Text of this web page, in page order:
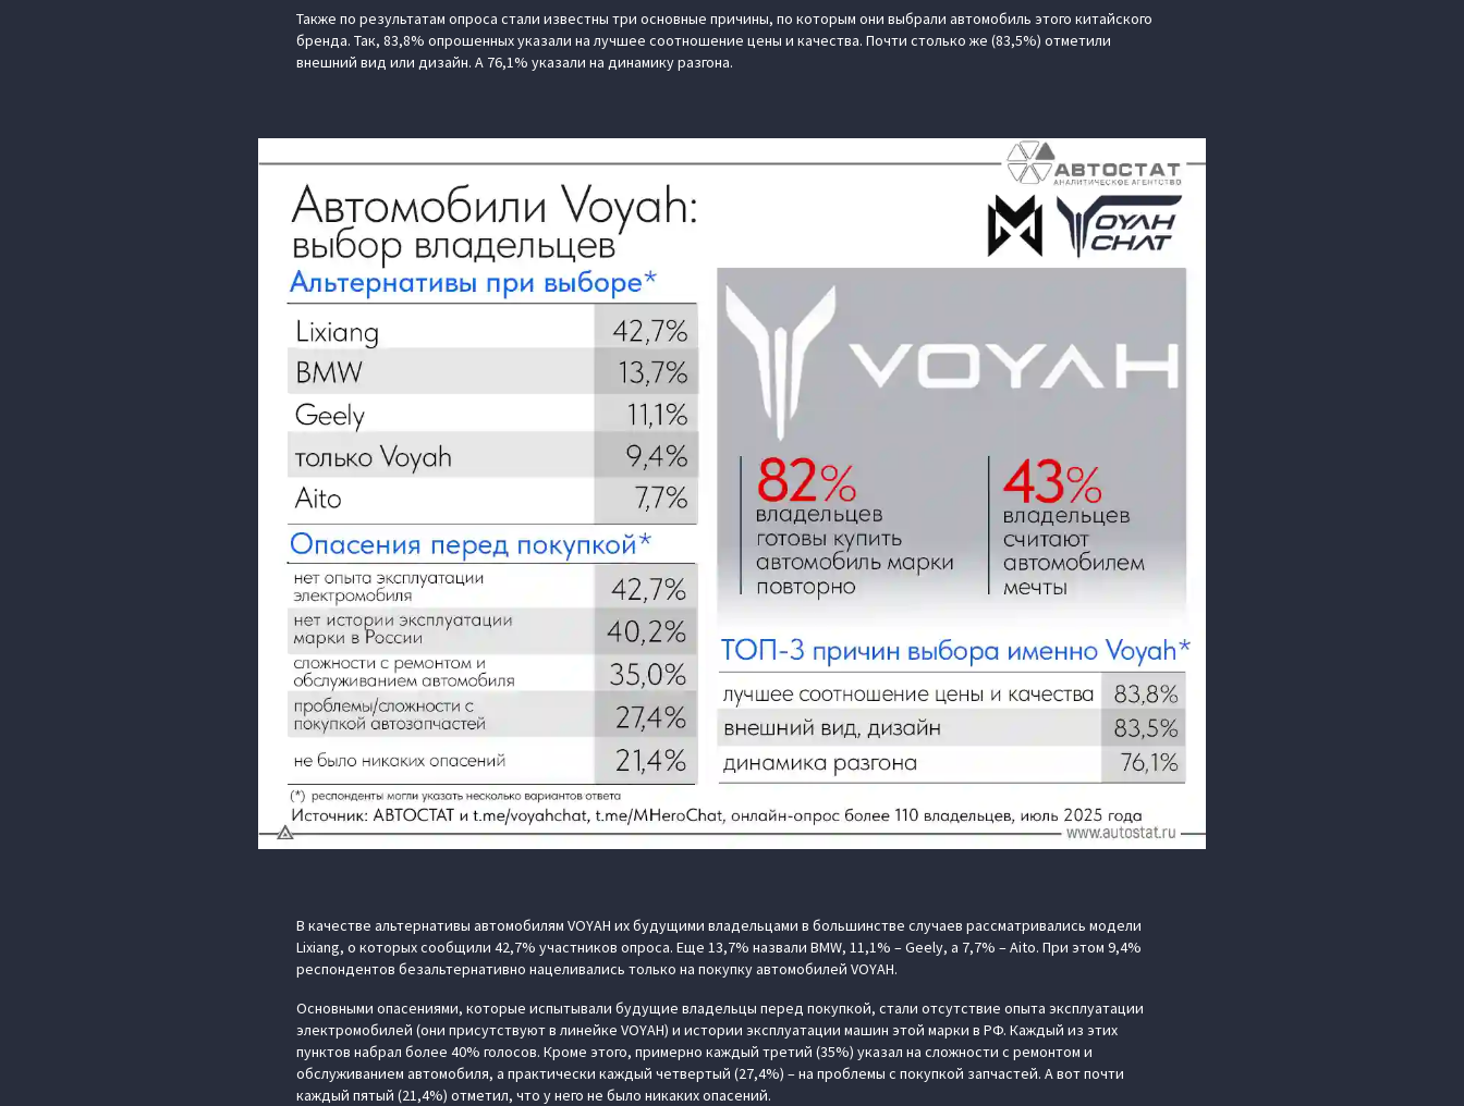
Также по результатам опроса стали известны три основные причины, по которым они выбрали автомобиль этого китайского
бренда. Так, 83,8% опрошенных указали на лучшее соотношение цены и качества. Почти столько же (83,5%) отметили
внешний вид или дизайн. А 76,1% указали на динамику разгона.
В качестве альтернативы автомобилям VOYAH их будущими владельцами в большинстве случаев рассматривались модели
Lixiang, о которых сообщили 42,7% участников опроса. Еще 13,7% назвали BMW, 11,1% – Geely, а 7,7% – Aito. При этом 9,4%
респондентов безальтернативно нацеливались только на покупку автомобилей VOYAH.
Основными опасениями, которые испытывали будущие владельцы перед покупкой, стали отсутствие опыта эксплуатации
электромобилей (они присутствуют в линейке VOYAH) и истории эксплуатации машин этой марки в РФ. Каждый из этих
пунктов набрал более 40% голосов. Кроме этого, примерно каждый третий (35%) указал на сложности с ремонтом и
обслуживанием автомобиля, а практически каждый четвертый (27,4%) – на проблемы с покупкой запчастей. А вот почти
каждый пятый (21,4%) отметил, что у него не было никаких опасений.